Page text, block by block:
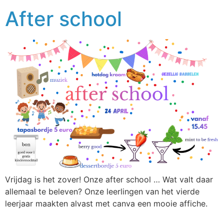
After school
Vrijdag is het zover! Onze after school … Wat valt daar
allemaal te beleven? Onze leerlingen van het vierde
leerjaar maakten alvast met canva een mooie affiche.